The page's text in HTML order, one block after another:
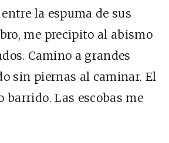
la espuma de sus
me precipito al abismo
Camino a grandes
sin piernas al caminar. El
barrido. Las escobas me